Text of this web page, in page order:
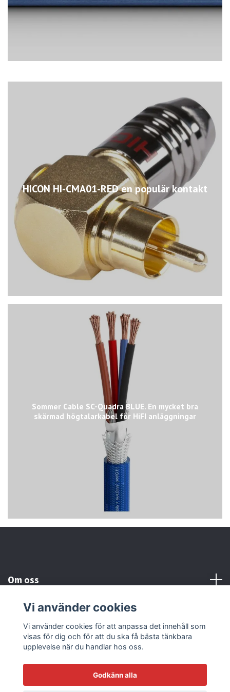
HICON HI-CMA01-RED en populär kontakt
Sommer Cable SC-Quadra BLUE. En mycket bra
skärmad högtalarkabel för HiFI anläggningar
Om oss
Kundtjänst
Läs mer
Vi använder cookies
Vi använder cookies för att anpassa det innehåll som
visas för dig och för att du ska få bästa tänkbara
upplevelse när du handlar hos oss.
Godkänn alla